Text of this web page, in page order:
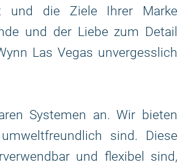
und die Ziele Ihrer Marke
und der Liebe zum Detail
Las Vegas unvergesslich
Systemen an. Wir bieten
sind. Diese
und flexibel sind,